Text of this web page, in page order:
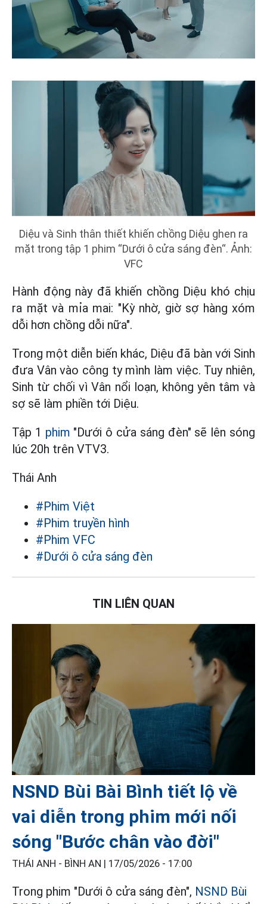
Diệu và Sinh thân thiết khiến chồng Diệu ghen ra
mặt trong tập 1 phim “Dưới ô cửa sáng đèn“. Ảnh:
VFC
Hành động này đã khiến chồng Diệu khó chịu
ra mặt và mỉa mai: "Kỳ nhờ, giờ sợ hàng xóm
dỗi hơn chồng dỗi nữa".
Trong một diễn biến khác, Diệu đã bàn với Sinh
đưa Vân vào công ty mình làm việc. Tuy nhiên,
Sinh từ chối vì Vân nổi loạn, không yên tâm và
sợ sẽ làm phiền tới Diệu.
Tập 1 phim "Dưới ô cửa sáng đèn" sẽ lên sóng
lúc 20h trên VTV3.
Thái Anh
#Phim Việt
#Phim truyền hình
#Phim VFC
#Dưới ô cửa sáng đèn
TIN LIÊN QUAN
NSND Bùi Bài Bình tiết lộ về
vai diễn trong phim mới nối
sóng "Bước chân vào đời"
THÁI ANH - BÌNH AN | 17/05/2026 - 17:00
Trong phim "Dưới ô cửa sáng đèn", NSND Bùi